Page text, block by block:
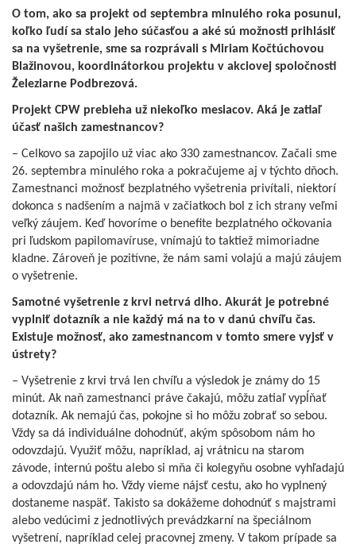
O tom, ako sa projekt od septembra minulého roka posunul,
koľko ľudí sa stalo jeho súčasťou a aké sú možnosti prihlásiť
sa na vyšetrenie, sme sa rozprávali s Miriam Kočtúchovou
Blažinovou, koordinátorkou projektu v akciovej spoločnosti
Železiarne Podbrezová.
Projekt CPW prebieha už niekoľko mesiacov. Aká je zatiaľ
účasť našich zamestnancov?
– Celkovo sa zapojilo už viac ako 330 zamestnancov. Začali sme
26. septembra minulého roka a pokračujeme aj v týchto dňoch.
Zamestnanci možnosť bezplatného vyšetrenia privítali, niektorí
dokonca s nadšením a najmä v začiatkoch bol z ich strany veľmi
veľký záujem. Keď hovoríme o benefite bezplatného očkovania
pri ľudskom papilomavíruse, vnímajú to taktiež mimoriadne
kladne. Zároveň je pozitívne, že nám sami volajú a majú záujem
o vyšetrenie.
Samotné vyšetrenie z krvi netrvá dlho. Akurát je potrebné
vyplniť dotazník a nie každý má na to v danú chvíľu čas.
Existuje možnosť, ako zamestnancom v tomto smere vyjsť v
ústrety?
– Vyšetrenie z krvi trvá len chvíľu a výsledok je známy do 15
minút. Ak naň zamestnanci práve čakajú, môžu zatiaľ vypĺňať
dotazník. Ak nemajú čas, pokojne si ho môžu zobrať so sebou.
Vždy sa dá individuálne dohodnúť, akým spôsobom nám ho
odovzdajú. Využiť môžu, napríklad, aj vrátnicu na starom
závode, internú poštu alebo si mňa či kolegyňu osobne vyhľadajú
a odovzdajú nám ho. Vždy vieme nájsť cestu, ako ho vyplnený
dostaneme naspäť. Takisto sa dokážeme dohodnúť s majstrami
alebo vedúcimi z jednotlivých prevádzkarní na špeciálnom
vyšetrení, napríklad celej pracovnej zmeny. V takom prípade sa